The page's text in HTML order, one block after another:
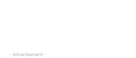
- Advertisement -